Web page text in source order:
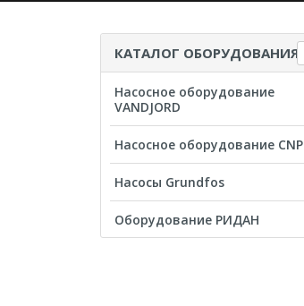
КАТАЛОГ ОБОРУДОВАНИЯ
Насосное оборудование
VANDJORD
Насосное оборудование CNP
Насосы Grundfos
Оборудование РИДАН